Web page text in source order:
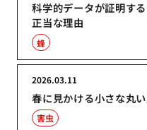
科学的データが証明す
正当な理由
蜂
春に見かける小さな丸
2026.03.11
害虫